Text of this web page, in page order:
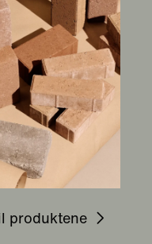
produktene